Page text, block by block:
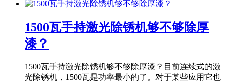
1500瓦手持激光除锈机够不够除厚
漆？
1500瓦手持激光除锈机够不够除厚漆？目前连续式的激
光除锈机，1500瓦是功率最小的了。对于某些应用它也